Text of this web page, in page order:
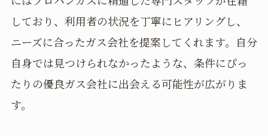
しており、利用者の状況を丁寧にヒアリングし、
ニーズに合ったガス会社を提案してくれます。自分
自身では見つけられなかったような、条件にぴっ
たりの優良ガス会社に出会える可能性が広がりま
す。